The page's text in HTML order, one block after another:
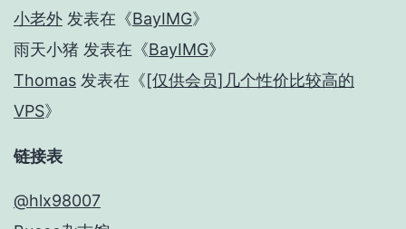
小老外 发表在《BayIMG》
雨天小猪 发表在《BayIMG》
Thomas 发表在《[仅供会员]几个性价比较高的
VPS》
链接表
@hlx98007